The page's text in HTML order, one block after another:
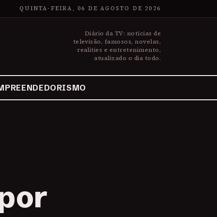
QUINTA-FEIRA, 06 DE AGOSTO DE 2026
Diário da TV: notícias de
televisão, famosos, novelas,
realities e entretenimento,
atualizado o dia todo.